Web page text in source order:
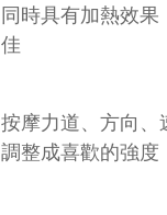
同時具有加熱效
佳
按摩力道、方向
調整成喜歡的強度